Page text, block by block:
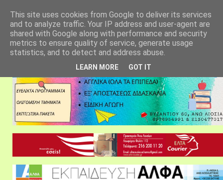
This site uses cookies from Google to deliver its services
and to analyze traffic. Your IP address and user-agent are
shared with Google along with performance and security
metrics to ensure quality of service, generate usage
statistics, and to detect and address abuse.
LEARN MORE GOT IT